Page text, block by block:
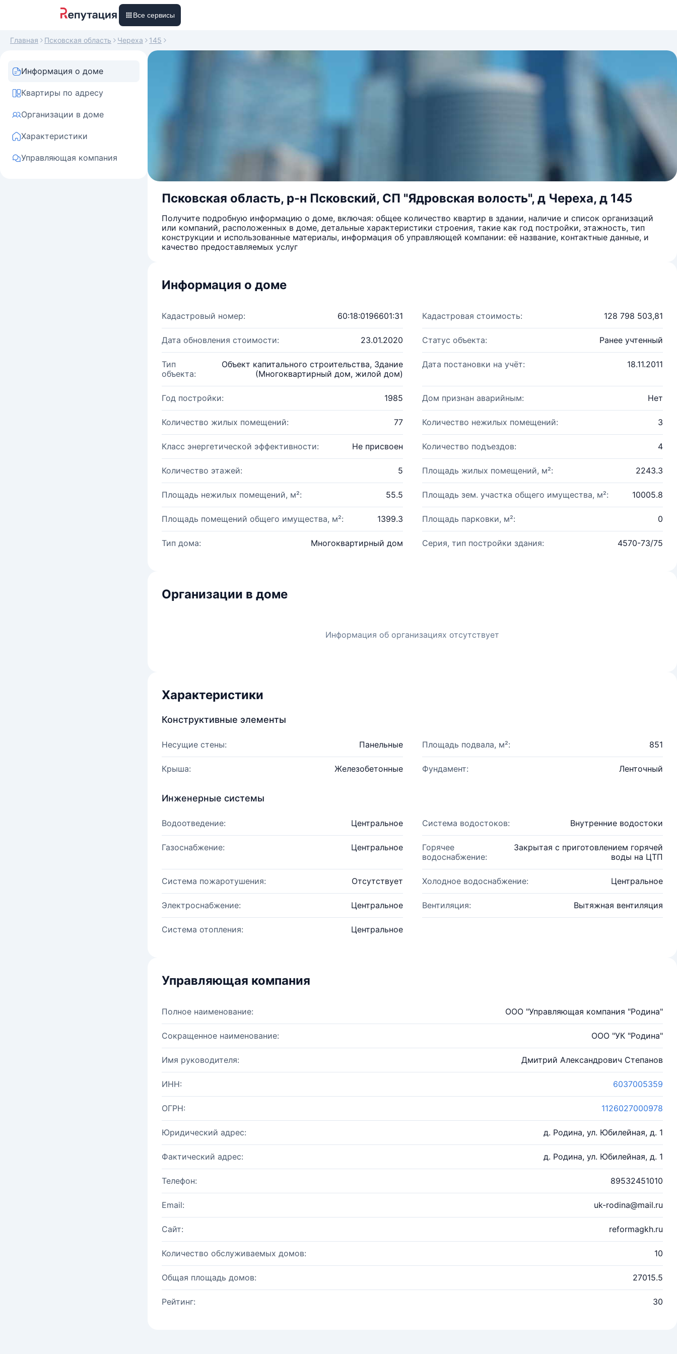
Все сервисы
Главная Псковская область Череха 145
Информация о доме
Квартиры по адресу
Организации в доме
Характеристики
Управляющая компания
Псковская область, р-н Псковский, СП "Ядровская волость", д Череха, д 145
Получите подробную информацию о доме, включая: общее количество квартир в здании, наличие и список организаций
или компаний, расположенных в доме, детальные характеристики строения, такие как год постройки, этажность, тип
конструкции и использованные материалы, информация об управляющей компании: её название, контактные данные, и
качество предоставляемых услуг
Информация о доме
Кадастровый номер: 60:18:0196601:31 Кадастровая стоимость: 128 798 503,81
Дата обновления стоимости: 23.01.2020 Статус объекта: Ранее учтенный
Тип
объекта:
Объект капитального строительства, Здание
(Многоквартирный дом, жилой дом)
Дата постановки на учёт: 18.11.2011
Год постройки: 1985 Дом признан аварийным: Нет
Количество жилых помещений: 77 Количество нежилых помещений: 3
Класс энергетической эффективности: Не присвоен Количество подъездов: 4
Количество этажей: 5 Площадь жилых помещений, м²: 2243.3
Площадь нежилых помещений, м²: 55.5 Площадь зем. участка общего имущества, м²: 10005.8
Площадь помещений общего имущества, м²: 1399.3 Площадь парковки, м²: 0
Тип дома: Многоквартирный дом Серия, тип постройки здания: 4570-73/75
Организации в доме
Информация об организациях отсутствует
Характеристики
Конструктивные элементы
Несущие стены: Панельные Площадь подвала, м²: 851
Крыша: Железобетонные Фундамент: Ленточный
Инженерные системы
Водоотведение: Центральное Система водостоков: Внутренние водостоки
Газоснабжение: Центральное
Горячее
водоснабжение:
Закрытая с приготовлением горячей
воды на ЦТП
Система пожаротушения: Отсутствует Холодное водоснабжение: Центральное
Электроснабжение: Центральное Вентиляция: Вытяжная вентиляция
Система отопления: Центральное
Управляющая компания
Полное наименование: ООО "Управляющая компания "Родина"
Сокращенное наименование: ООО "УК "Родина"
Имя руководителя: Дмитрий Александрович Степанов
ИНН: 6037005359
ОГРН: 1126027000978
Юридический адрес: д. Родина, ул. Юбилейная, д. 1
Фактический адрес: д. Родина, ул. Юбилейная, д. 1
Телефон: 89532451010
Email: uk-rodina@mail.ru
Сайт: reformagkh.ru
Количество обслуживаемых домов: 10
Общая площадь домов: 27015.5
Рейтинг: 30